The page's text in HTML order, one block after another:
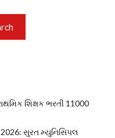
શિક્ષક ભરતી 11000
સુરત મ્યુનિસિપલ